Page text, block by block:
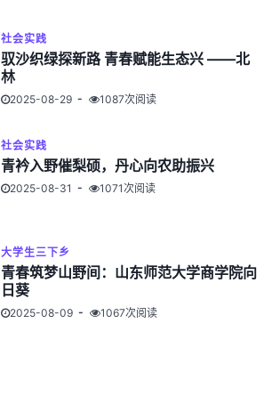
社会实践
驭沙织绿探新路 青春赋能生态兴 ——北
林
2025-08-29 1087次阅读
社会实践
青衿入野催梨硕，丹心向农助振兴
2025-08-31 1071次阅读
大学生三下乡
青春筑梦山野间：山东师范大学商学院向
日葵
2025-08-09 1067次阅读